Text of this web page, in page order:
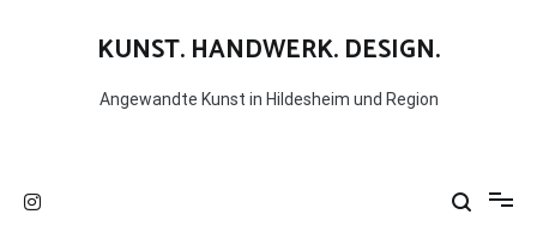
KUNST. HANDWERK. DESIGN.
Angewandte Kunst in Hildesheim und Region